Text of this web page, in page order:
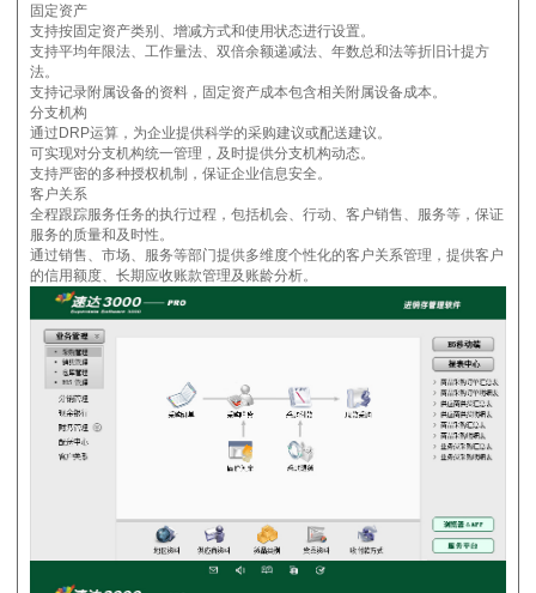
固定资产
支持按固定资产类别、增减方式和使用状态进行设置。
支持平均年限法、工作量法、双倍余额递减法、年数总和法等折旧计提方
法。
支持记录附属设备的资料，固定资产成本包含相关附属设备成本。
分支机构
通过DRP运算，为企业提供科学的采购建议或配送建议。
可实现对分支机构统一管理，及时提供分支机构动态。
支持严密的多种授权机制，保证企业信息安全。
客户关系
全程跟踪服务任务的执行过程，包括机会、行动、客户销售、服务等，保证
服务的质量和及时性。
通过销售、市场、服务等部门提供多维度个性化的客户关系管理，提供客户
的信用额度、长期应收账款管理及账龄分析。